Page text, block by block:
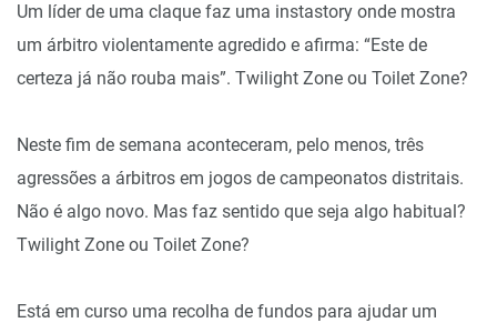
Um líder de uma claque faz uma instastory onde mostra
um árbitro violentamente agredido e afirma: “Este de
certeza já não rouba mais”. Twilight Zone ou Toilet Zone?
Neste fim de semana aconteceram, pelo menos, três
agressões a árbitros em jogos de campeonatos distritais.
Não é algo novo. Mas faz sentido que seja algo habitual?
Twilight Zone ou Toilet Zone?
Está em curso uma recolha de fundos para ajudar um